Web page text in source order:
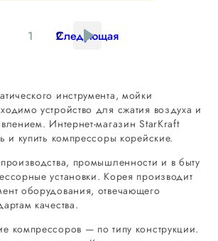
1 2
Следующая
инструмента, мойки
устройство для сжатия воздуха и
Интернет-магазин StarKraft
и купить компрессоры корейские.
промышленности и в быту
установки. Корея производит
оборудования, отвечающего
качества.
компрессоров — по типу конструкции.